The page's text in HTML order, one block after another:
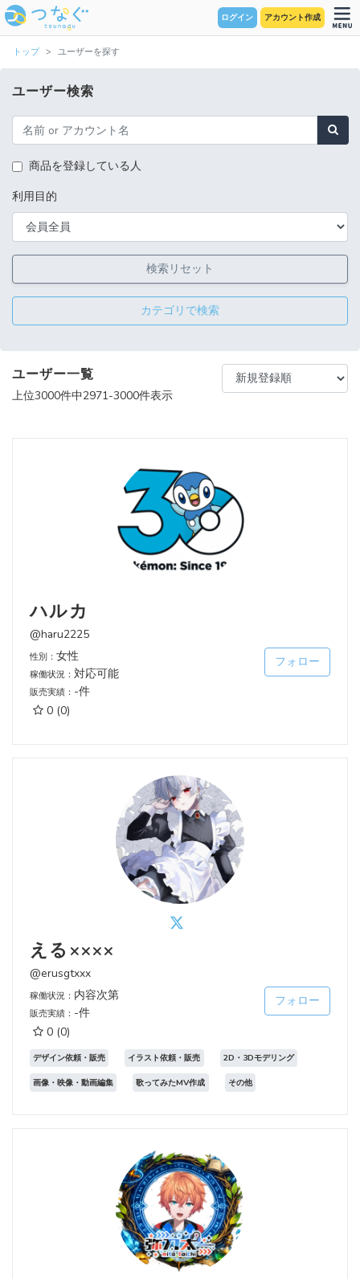
ログイン アカウント作成
トップ ユーザーを探す
ユーザー検索
商品を登録している人
利用目的
検索リセット
カテゴリで検索
ユーザー一覧
上位3000件中2971-3000件表示
ハルカ
@haru2225
性別： 女性
稼働状況： 対応可能
販売実績： -件
0 (0)
フォロー
える××××
@erusgtxxx
稼働状況： 内容次第
販売実績： -件
0 (0)
フォロー
デザイン依頼・販売 イラスト依頼・販売 2D・3Dモデリング
画像・映像・動画編集 歌ってみたMV作成 その他